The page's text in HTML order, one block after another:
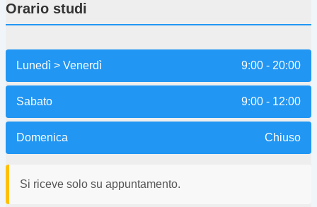
Orario studi
Lunedì > Venerdì 9:00 - 20:00
Sabato 9:00 - 12:00
Domenica Chiuso
Si riceve solo su appuntamento.